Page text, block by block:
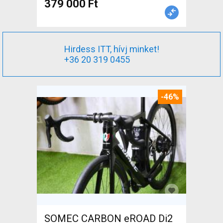
379 000 Ft
Hirdess ITT, hívj minket!
+36 20 319 0455
-46%
SOMEC CARBON eROAD Di2